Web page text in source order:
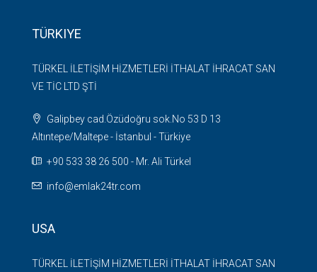
TÜRKIYE
TÜRKEL İLETİŞİM HİZMETLERİ İTHALAT İHRACAT SAN
VE TİC LTD ŞTİ
Galipbey cad.Özüdoğru sok.No 53 D 13
Altıntepe/Maltepe - İstanbul - Türkiye
+90 533 38 26 500 - Mr. Ali Türkel
info@emlak24tr.com
USA
TÜRKEL İLETİŞİM HİZMETLERİ İTHALAT İHRACAT SAN